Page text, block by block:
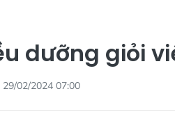
dưỡng giỏi
29/02/2024 07:00